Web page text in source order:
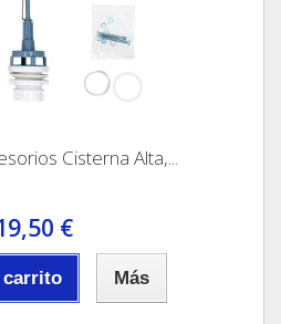
Cisterna Alta,...
€
carrito Más